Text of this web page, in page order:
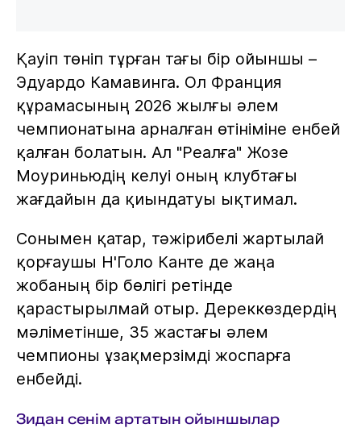
Қауіп төніп тұрған тағы бір ойыншы –
Эдуардо Камавинга. Ол Франция
құрамасының 2026 жылғы әлем
чемпионатына арналған өтініміне енбей
қалған болатын. Ал "Реалға" Жозе
Моуриньюдің келуі оның клубтағы
жағдайын да қиындатуы ықтимал.
Сонымен қатар, тәжірибелі жартылай
қорғаушы Н'Голо Канте де жаңа
жобаның бір бөлігі ретінде
қарастырылмай отыр. Дереккөздердің
мәліметінше, 35 жастағы әлем
чемпионы ұзақмерзімді жоспарға
енбейді.
Зидан сенім артатын ойыншылар